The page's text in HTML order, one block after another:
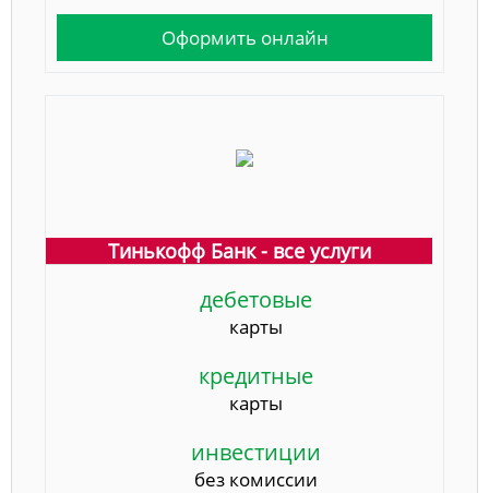
Оформить онлайн
Тинькофф Банк - все услуги
дебетовые
карты
кредитные
карты
инвестиции
без комиссии